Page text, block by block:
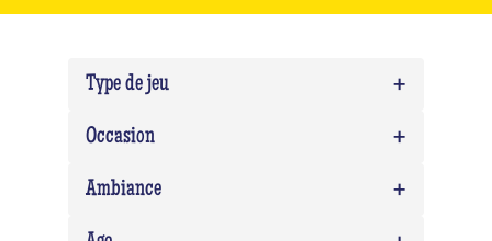
Type de jeu +
Quiz 0
Occasion +
Team building 0
Ambiance +
0